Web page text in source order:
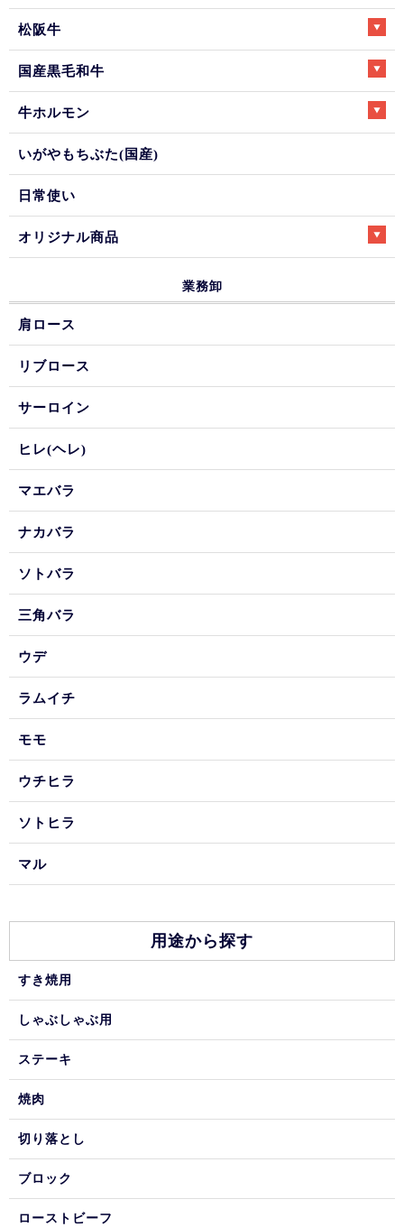
松阪牛
国産黒毛和牛
牛ホルモン
いがやもちぶた(国産)
日常使い
オリジナル商品
業務卸
肩ロース
リブロース
サーロイン
ヒレ(ヘレ)
マエバラ
ナカバラ
ソトバラ
三角バラ
ウデ
ラムイチ
モモ
ウチヒラ
ソトヒラ
マル
用途から探す
すき焼用
しゃぶしゃぶ用
ステーキ
焼肉
切り落とし
ブロック
ローストビーフ